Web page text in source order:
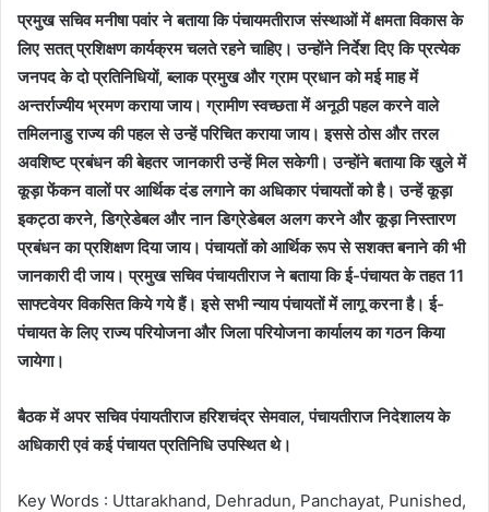
प्रमुख सचिव मनीषा पवांर ने बताया कि पंचायमतीराज संस्थाओं में क्षमता विकास के
लिए सतत् प्रशिक्षण कार्यक्रम चलते रहने चाहिए। उन्होंने निर्देश दिए कि प्रत्येक
जनपद के दो प्रतिनिधियों, ब्लाक प्रमुख और ग्राम प्रधान को मई माह में
अन्तर्राज्यीय भ्रमण कराया जाय। ग्रामीण स्वच्छता में अनूठी पहल करने वाले
तमिलनाडु राज्य की पहल से उन्हें परिचित कराया जाय। इससे ठोस और तरल
अवशिष्ट प्रबंधन की बेहतर जानकारी उन्हें मिल सकेगी। उन्होंने बताया कि खुले में
कूड़ा फेंकन वालों पर आर्थिक दंड लगाने का अधिकार पंचायतों को है। उन्हें कूड़ा
इकट्ठा करने, डिग्रेडेबल और नान डिग्रेडेबल अलग करने और कूड़ा निस्तारण
प्रबंधन का प्रशिक्षण दिया जाय। पंचायतों को आर्थिक रूप से सशक्त बनाने की भी
जानकारी दी जाय। प्रमुख सचिव पंचायतीराज ने बताया कि ई-पंचायत के तहत 11
साफ्टवेयर विकसित किये गये हैं। इसे सभी न्याय पंचायतों में लागू करना है। ई-
पंचायत के लिए राज्य परियोजना और जिला परियोजना कार्यालय का गठन किया
जायेगा।
बैठक में अपर सचिव पंयायतीराज हरिशचंद्र सेमवाल, पंचायतीराज निदेशालय के
अधिकारी एवं कई पंचायत प्रतिनिधि उपस्थित थे।
Key Words : Uttarakhand, Dehradun, Panchayat, Punished,